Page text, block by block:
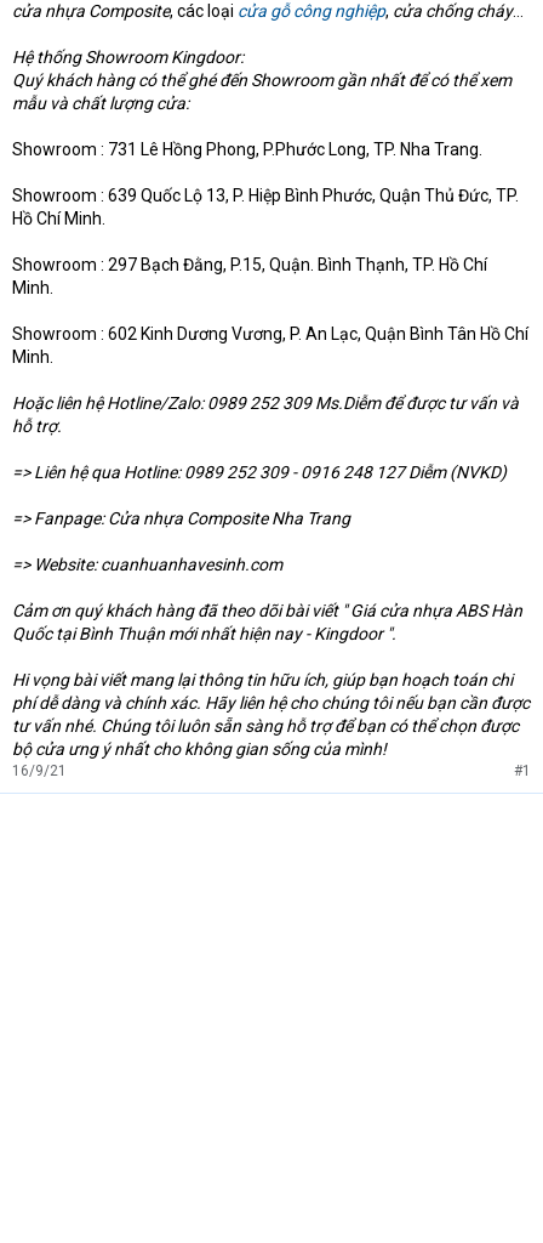
cửa nhựa Composite, các loại cửa gỗ công nghiệp, cửa chống cháy...
Hệ thống Showroom Kingdoor:
Quý khách hàng có thể ghé đến Showroom gần nhất để có thể xem
mẫu và chất lượng cửa:
Showroom : 731 Lê Hồng Phong, P.Phước Long, TP. Nha Trang.
Showroom : 639 Quốc Lộ 13, P. Hiệp Bình Phước, Quận Thủ Đức, TP.
Hồ Chí Minh.
Showroom : 297 Bạch Đằng, P.15, Quận. Bình Thạnh, TP. Hồ Chí
Minh.
Showroom : 602 Kinh Dương Vương, P. An Lạc, Quận Bình Tân Hồ Chí
Minh.
Hoặc liên hệ Hotline/Zalo: 0989 252 309 Ms.Diễm để được tư vấn và
hỗ trợ.
=> Liên hệ qua Hotline: 0989 252 309 - 0916 248 127 Diễm (NVKD)
=> Fanpage: Cửa nhựa Composite Nha Trang
=> Website: cuanhuanhavesinh.com
Cảm ơn quý khách hàng đã theo dõi bài viết " Giá cửa nhựa ABS Hàn
Quốc tại Bình Thuận mới nhất hiện nay - Kingdoor ".
Hi vọng bài viết mang lại thông tin hữu ích, giúp bạn hoạch toán chi
phí dễ dàng và chính xác. Hãy liên hệ cho chúng tôi nếu bạn cần được
tư vấn nhé. Chúng tôi luôn sẵn sàng hỗ trợ để bạn có thể chọn được
bộ cửa ưng ý nhất cho không gian sống của mình!
16/9/21 #1